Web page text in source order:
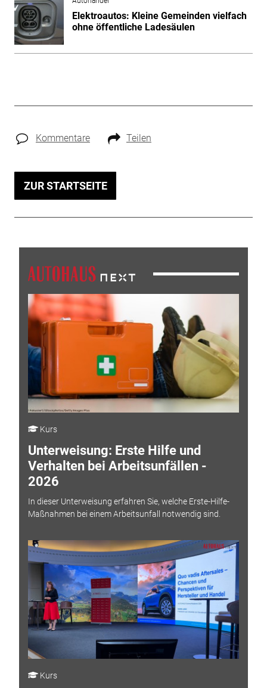
Elektroautos: Kleine Gemeinden vielfach
ohne öffentliche Ladesäulen
Kommentare Teilen
ZUR STARTSEITE
Kurs
Unterweisung: Erste Hilfe und
Verhalten bei Arbeitsunfällen -
2026
In dieser Unterweisung erfahren Sie, welche Erste-Hilfe-
Maßnahmen bei einem Arbeitsunfall notwendig sind.
Kurs